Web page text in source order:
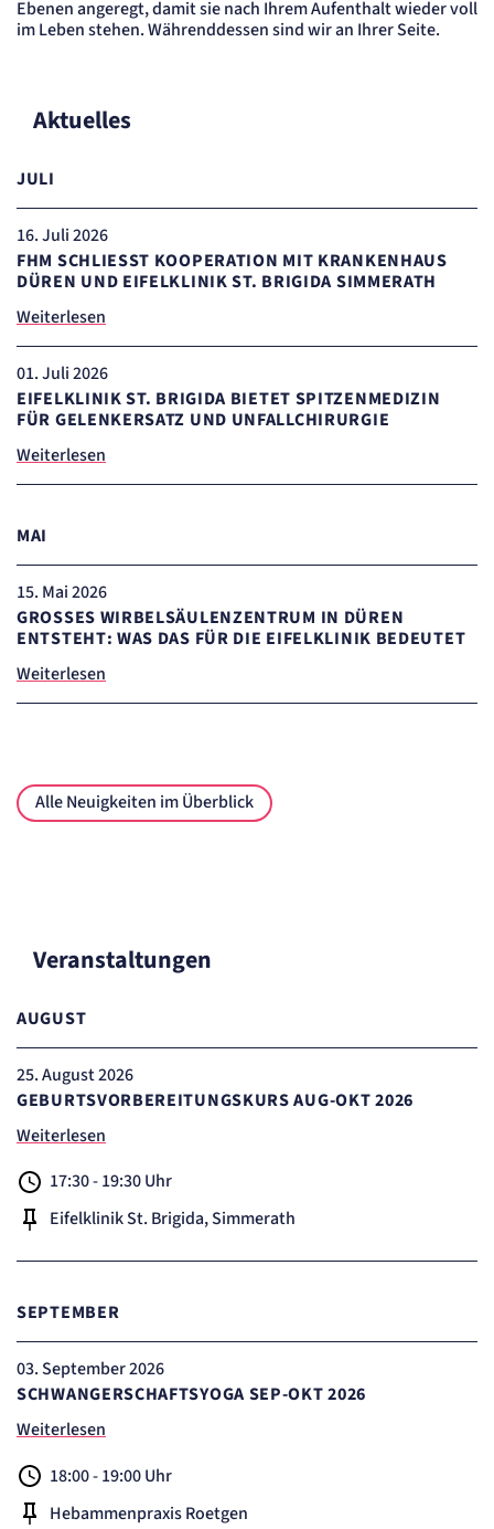
Ebenen angeregt, damit sie nach Ihrem Aufenthalt wieder voll
im Leben stehen. Währenddessen sind wir an Ihrer Seite.
Aktuelles
JULI
16. Juli 2026
FHM SCHLIESST KOOPERATION MIT KRANKENHAUS D
ÜREN UND EIFELKLINIK ST. BRIGIDA SIMMERATH
Weiterlesen
01. Juli 2026
EIFELKLINIK ST. BRIGIDA BIETET SPITZENMEDIZIN
FÜR GELENKERSATZ UND UNFALLCHIRURGIE
Weiterlesen
MAI
15. Mai 2026
GROSSES WIRBELSÄULENZENTRUM IN DÜREN E
NTSTEHT: WAS DAS FÜR DIE EIFELKLINIK BEDEUTET
Weiterlesen
Alle Neuigkeiten im Überblick
Veranstaltungen
AUGUST
25. August 2026
GEBURTSVORBEREITUNGSKURS AUG-OKT 2026
Weiterlesen
17:30 - 19:30 Uhr
Eifelklinik St. Brigida, Simmerath
SEPTEMBER
03. September 2026
SCHWANGERSCHAFTSYOGA SEP-OKT 2026
Weiterlesen
18:00 - 19:00 Uhr
Hebammenpraxis Roetgen
Zweck:
Matelso Telefontracking
Name:
Anbieter:
matelso GmbH
Zweck:
Registriert den initialen Einstiegspunkt des Nutzers auf unserer Webseite.
Cookie Laufzeit:
30 Tage
etracker Analytics
Zweck:
Cookie Erkennung
Cookie Laufzeit:
etracker Analytics
Anbieter:
etracker GmbH
Zweck:
Name:
Anbieter:
etracker GmbH
Erkennung, ob bei dem Besucher die Scrolltiefe gemessen wird.
Cookie Laufzeit:
24 Std.
SmartRecruiters
Zweck:
Cookie Laufzeit:
535 Tage